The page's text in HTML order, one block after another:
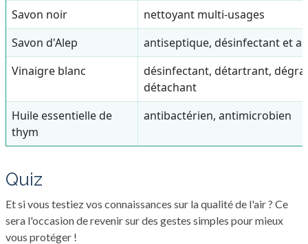
Savon noir
nettoyant multi-usages
Savon d'Alep
antiseptique, désinfectant et
Vinaigre blanc
désinfectant, détartrant,
détachant
Huile essentielle de
thym
antibactérien, antimicrobien
Quiz
Et si vous testiez vos connaissances sur la qualité de l'air ? Ce
sera l'occasion de revenir sur des gestes simples pour mieux
vous protéger !